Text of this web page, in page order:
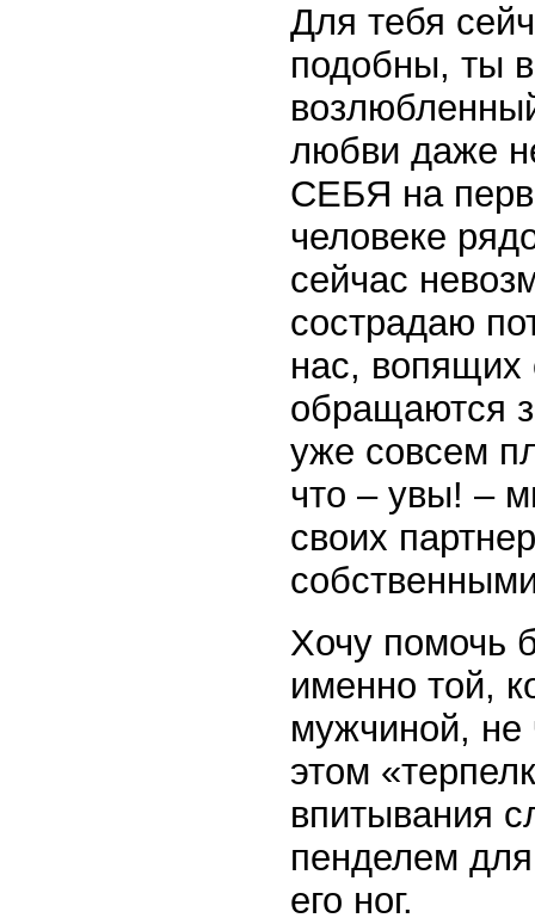
Для тебя
подобны, ты
любви даже
СЕБЯ на
человеке
сейчас
сострадаю
нас,
обращаются
уже совсем
что – увы! –
своих
Хочу помочь
именно той,
мужчиной, не
этом
впитывания
пенделем
его ног.